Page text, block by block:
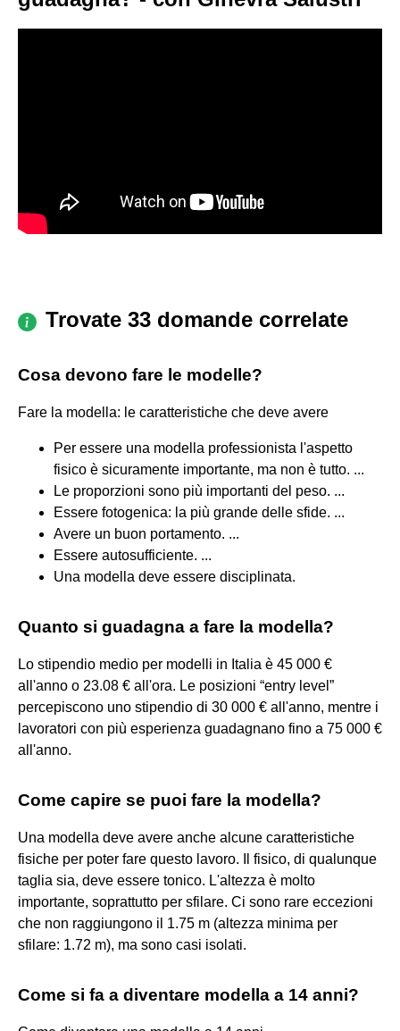
Trovate 33 domande correlate
Cosa devono fare le modelle?
Fare la modella: le caratteristiche che deve avere
Per essere una modella professionista l'aspetto
fisico è sicuramente importante, ma non è tutto. ...
Le proporzioni sono più importanti del peso. ...
Essere fotogenica: la più grande delle sfide. ...
Avere un buon portamento. ...
Essere autosufficiente. ...
Una modella deve essere disciplinata.
Quanto si guadagna a fare la modella?
Lo stipendio medio per modelli in Italia è 45 000 €
all'anno o 23.08 € all'ora. Le posizioni “entry level”
percepiscono uno stipendio di 30 000 € all'anno, mentre i
lavoratori con più esperienza guadagnano fino a 75 000 €
all'anno.
Come capire se puoi fare la modella?
Una modella deve avere anche alcune caratteristiche
fisiche per poter fare questo lavoro. Il fisico, di qualunque
taglia sia, deve essere tonico. L'altezza è molto
importante, soprattutto per sfilare. Ci sono rare eccezioni
che non raggiungono il 1.75 m (altezza minima per
sfilare: 1.72 m), ma sono casi isolati.
Come si fa a diventare modella a 14 anni?